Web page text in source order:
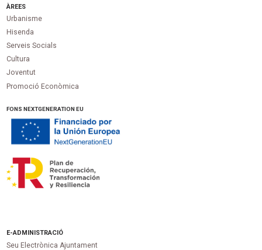
ÀREES
Urbanisme
Hisenda
Serveis Socials
Cultura
Joventut
Promoció Econòmica
FONS NEXTGENERATION EU
E-ADMINISTRACIÓ
Seu Electrònica Ajuntament